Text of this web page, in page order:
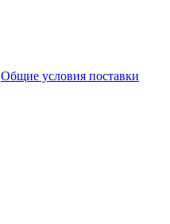
Общие условия поставки